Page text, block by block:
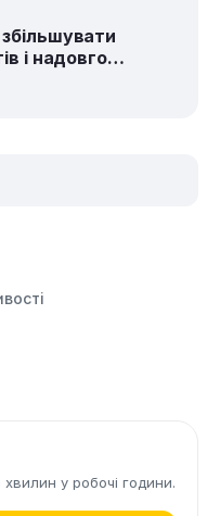
і надовго
у робочі години.